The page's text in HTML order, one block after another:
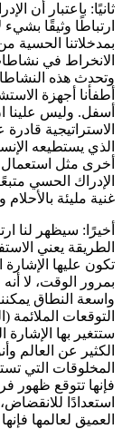
ثانيًا: باعتبار أن
ارتباطًا وثيقًا بشيء
بمدخلاتنا الحسية
الانخراط في
وتحدث هذه
أطفأنا أجهزة
أسفل. وليس علينا
الاستراتيجية
الذي يستطيعه
أخرى مثل استعمال
الإدراك الحسي
غنية مليئة بالأحلام
أخيرًا: سيظهر لنا
الطريقة يعني
تكون عليها
بمرور الوقت، لا
واسعة النطاق
التوقعات
ستتغير بها
الكثير عن العالم
المخلوقات التي
فإنها تتوقع ظهور
استعدادًا
العميق لعالمها